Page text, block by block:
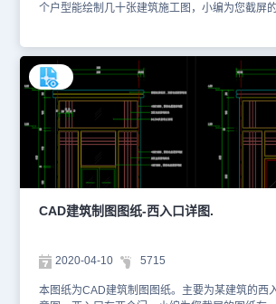
个户型能绘制几十张建筑施工图，小编为您截屏
以访问浩辰CAD官网了解更多有关CAD的资料库
习资料，切勿用于商业用途。
CAD建筑制图图纸-西入口详图.
2020-04-10 5715
本图纸为CAD建筑制图图纸。主要为某建筑的西